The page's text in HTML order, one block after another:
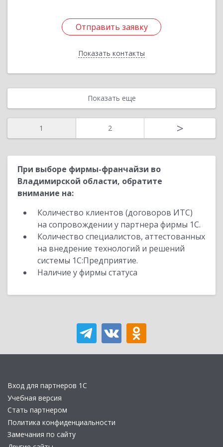
Отправить заявку
Показать контакты
Отправить заявку
Назад
Показать еще
1 2 >
При выборе фирмы-франчайзи во
Владимирской области, обратите
внимание на:
Количество клиентов (договоров ИТС)
на сопровождении у партнера фирмы 1С.
Количество специалистов, аттестованных
на внедрение технологий и решений
системы 1С:Предприятие.
Наличие у фирмы статуса
Вход для партнеров 1С
Учебная версия
Стать партнером
Политика конфиденциальности
Замечания по сайту